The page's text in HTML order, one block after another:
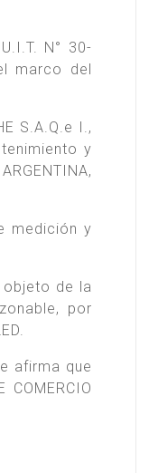
N° 30-
marco del
S.A.Q.e I.,
y
medición y
objeto de la
por
afirma que